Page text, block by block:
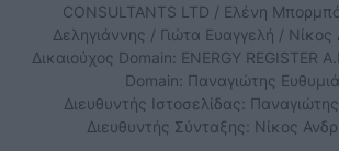
CONSULTANTS LTD / Ελένη
Δεληγιάννης / Γιώτα Ευαγγελή / Νίκος
Δικαιούχος Domain: ENERGY REGISTER
Domain: Παναγιώτης
Διευθυντής Ιστοσελίδας:
Διευθυντής Σύνταξης: Νίκος